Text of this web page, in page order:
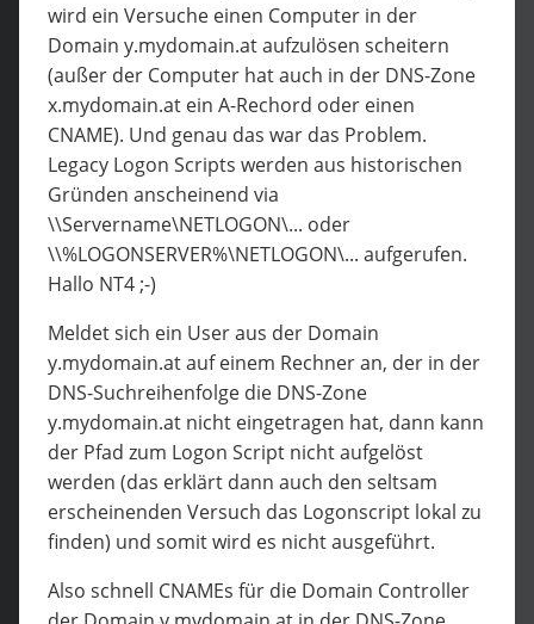
wird ein Versuche einen Computer in der
Domain y.mydomain.at aufzulösen scheitern
(außer der Computer hat auch in der DNS-Zone
x.mydomain.at ein A-Rechord oder einen
CNAME). Und genau das war das Problem.
Legacy Logon Scripts werden aus historischen
Gründen anscheinend via
\\Servername\NETLOGON\... oder
\\%LOGONSERVER%\NETLOGON\... aufgerufen.
Hallo NT4 ;-)
Meldet sich ein User aus der Domain
y.mydomain.at auf einem Rechner an, der in der
DNS-Suchreihenfolge die DNS-Zone
y.mydomain.at nicht eingetragen hat, dann kann
der Pfad zum Logon Script nicht aufgelöst
werden (das erklärt dann auch den seltsam
erscheinenden Versuch das Logonscript lokal zu
finden) und somit wird es nicht ausgeführt.
Also schnell CNAMEs für die Domain Controller